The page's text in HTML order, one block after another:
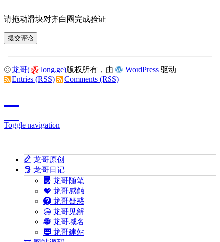
请拖动滑块对齐白圈完成验证
龙哥( long.ge)版权所有，由 WordPress 驱动
Entries (RSS)
Comments (RSS)
Toggle navigation
龙哥原创
龙哥日记
龙哥随笔
龙哥感触
龙哥疑惑
龙哥见解
龙哥域名
龙哥建站